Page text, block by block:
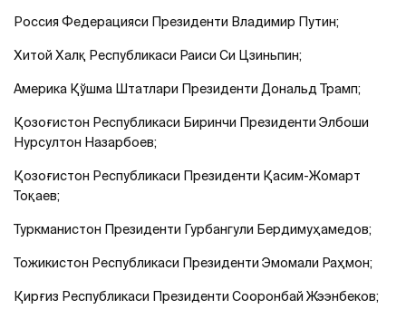
Россия Федерацияси Президенти Владимир Путин;
Хитой Халқ Республикаси Раиси Си Цзиньпин;
Америка Қўшма Штатлари Президенти Дональд Трамп;
Қозоғистон Республикаси Биринчи Президенти Элбоши
Нурсултон Назарбоев;
Қозоғистон Республикаси Президенти Қасим-Жомарт
Тоқаев;
Туркманистон Президенти Гурбангули Бердимуҳамедов;
Тожикистон Республикаси Президенти Эмомали Раҳмон;
Қирғиз Республикаси Президенти Сооронбай Жээнбеков;